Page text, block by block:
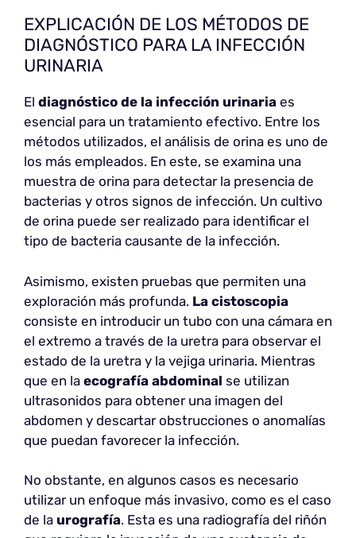
EXPLICACIÓN DE LOS MÉTODOS DE
DIAGNÓSTICO PARA LA INFECCIÓN
URINARIA
El diagnóstico de la infección urinaria es
esencial para un tratamiento efectivo. Entre los
métodos utilizados, el análisis de orina es uno de
los más empleados. En este, se examina una
muestra de orina para detectar la presencia de
bacterias y otros signos de infección. Un cultivo
de orina puede ser realizado para identificar el
tipo de bacteria causante de la infección.
Asimismo, existen pruebas que permiten una
exploración más profunda. La cistoscopia
consiste en introducir un tubo con una cámara en
el extremo a través de la uretra para observar el
estado de la uretra y la vejiga urinaria. Mientras
que en la ecografía abdominal se utilizan
ultrasonidos para obtener una imagen del
abdomen y descartar obstrucciones o anomalías
que puedan favorecer la infección.
No obstante, en algunos casos es necesario
utilizar un enfoque más invasivo, como es el caso
de la urografía. Esta es una radiografía del riñón